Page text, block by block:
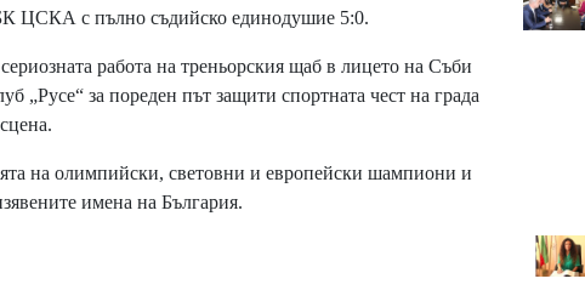
ЦСКА с пълно съдийско единодушие 5:0.
работа на треньорския щаб в лицето на Съби
за пореден път защити спортната чест на града
на олимпийски, световни и европейски шампиони и
имена на България.